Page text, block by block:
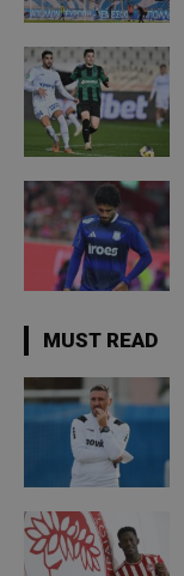
MUST READ